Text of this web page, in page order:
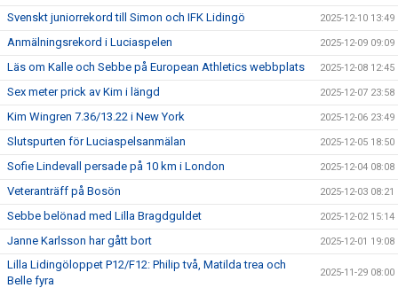
Svenskt juniorrekord till Simon och IFK Lidingö 2025-12-10 13:49
Anmälningsrekord i Luciaspelen 2025-12-09 09:09
Läs om Kalle och Sebbe på European Athletics webbplats 2025-12-08 12:45
Sex meter prick av Kim i längd 2025-12-07 23:58
Kim Wingren 7.36/13.22 i New York 2025-12-06 23:49
Slutspurten för Luciaspelsanmälan 2025-12-05 18:50
Sofie Lindevall persade på 10 km i London 2025-12-04 08:08
Veteranträff på Bosön 2025-12-03 08:21
Sebbe belönad med Lilla Bragdguldet 2025-12-02 15:14
Janne Karlsson har gått bort 2025-12-01 19:08
Lilla Lidingöloppet P12/F12: Philip två, Matilda trea och
Belle fyra
2025-11-29 08:00